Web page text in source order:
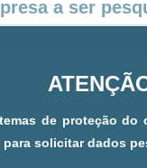
de proteção
solicitar dados